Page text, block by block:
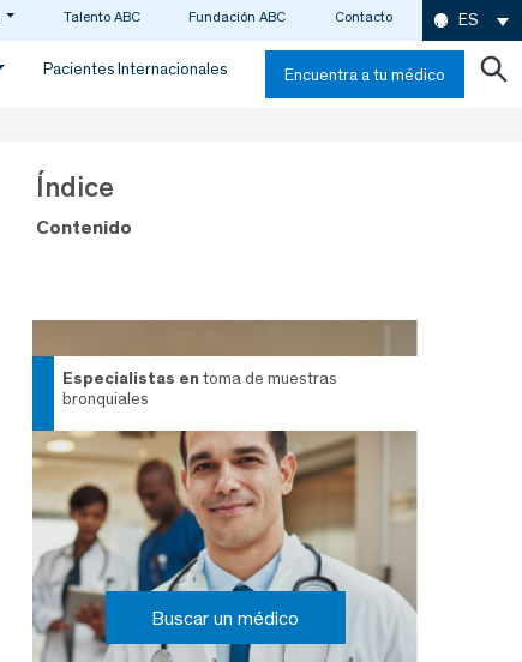
Talento ABC Fundación ABC Contacto ES
Pacientes Internacionales Encuentra a tu médico
Índice
Contenido
especialistas en toma de muestras
bronquiales
Buscar un médico